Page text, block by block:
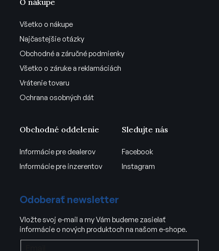
Všetko o nákupe
Najčastejšie otázky
Obchodné a záručné podmienky
Všetko o záruke a reklamáciách
Vrátenie tovaru
Ochrana osobných dát
Obchodné oddelenie
Informácie pre dealerov
Informácie pre inzerentov
Sledujte nás
Facebook
Instagram
Odoberať newsletter
Vložte svoj e-mail a my Vám budeme zasielať
informácie o nových produktoch na našom e-shope.